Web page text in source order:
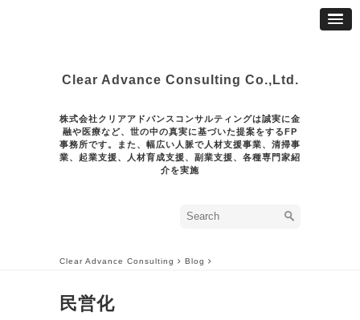
Clear Advance Consulting Co.,Ltd.
株式会社クリアアドバンスコンサルティングは誠実に金
融や医療など、世の中の真実に基づいた提案をするFP
事務所です。また、幅広い人脈で人材支援事業、清掃事
業、起業支援、人材育成支援、副業支援、各種専門家紹
介を実施
Clear Advance Consulting Blog
民営化